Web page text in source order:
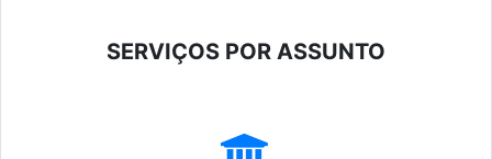
SERVIÇOS POR ASSUNTO